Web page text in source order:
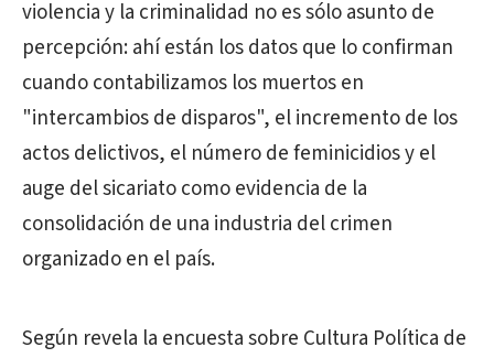
violencia y la criminalidad no es sólo asunto de
percepción: ahí están los datos que lo confirman
cuando contabilizamos los muertos en
"intercambios de disparos", el incremento de los
actos delictivos, el número de feminicidios y el
auge del sicariato como evidencia de la
consolidación de una industria del crimen
organizado en el país.
Según revela la encuesta sobre Cultura Política de